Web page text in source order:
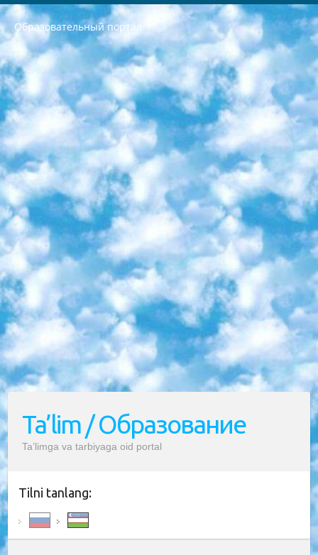
Образовательный портал
РЕСПУБЛИКА УЗБЕКИСТАН МИНИСТРЕРСТВО ДОШКОЛЬНОГО И ШКОЛЬНОГО ОБРАЗОВАНИЯ КОМАНДА в общеобразовательных учреждениях в 2023-2024 учебном году организация и проведение итоговой государственной аттестации обучающихся о Министра дошкольного и школьного образования Республики Узбекистан от 4 марта 2008 года (постановлением Минюста от 20 марта 2008 года № 1778 государственной регистрации) «Итоговое состояние учащихся общего среднего образования на основании положения об утверждении положения об аттестации общего среднего образования выпускной экзамен студентов в образовательных учреждениях в 2023-2024 учебном году В целях организации и прохождения аттестации приказываю: 1. Следующее: перечень предметов, по которым будет проводиться итоговая государственная аттестация и экзамен формы перевода согласно приложению 1; сертификаты международного образца, оценивающие уровень владения иностранными языками перечень согласно приложению 2; 2. Педагогический при специализированных образовательных учреждениях. научно-практический центр квалификации и международной оценки (Д.Давидова) 2024 г. До 25 марта: задания по предметам, по которым будет проводиться итоговая аттестация разработка и утверждение технических условий; итоговая аттестация на основании разработанного предметного задания разработка вопросов по предметам (устно и письменно), экзамен передача; общеобразовательные средние школы и специальные учебные заведения учащиеся выпускных классов школ и интернатов в агентской системе подготовка базы данных экзаменационных материалов и критериев оценки; перевод базы экзаменационных материалов на все языки обучения подать в Республиканский образовательный центр для изготовления; варианты экзаменов на основе разработанных контрольных материалов пусть будут поставлены задачи формирования. 3. Республиканский образовательный центр (Ш.Худайкулов) до 5 апреля 2024 года. до: база данных предоставленных экзаменационных материалов на все языки обучения перевод и экспертиза; для слепых, слабовидящих, глухих, слабослышащих и умственно отсталых детей учащиеся выпускных классов специализированных школ и школ-интернатов база данных экзаменационных материалов на всех преподаваемых языках подготовка критериев оценки; специализированные школы для умственно отсталых детей и технологии для учащихся выпускных классов школ-интернатов разработка соответствующих рекомендаций и критериев проведения ЕГЭ по естествознанию давать задания. 4. Педагогический при специализированных образовательных учреждениях. Научно-практический центр навыков и международной оценки (Д.Давидова), Республика образовательный центр (Худайкулов Ш.) итоговый государственный аттестационный экзамен ориентирован на творческое и логическое мышление при подготовке базы материалов учитывать введение заданий. 5. Следует отметить, что: сертификат государственного образца о знании общеобразовательного предмета и как минимум национальный уровень B1 по предметам на иностранных языках, указанным в Приложении 2. или международно признанный сертификат эквивалентного уровня студенты, изучающие определенный предмет, освобождаются от экзамена; по соответствующим предметам запланирована итоговая государственная аттестация за день до дня, путем жеребьевки Рабочей группой (в письменной форме по предметам, проводимым в форме) из числа сформированных вариантов выбрано 2 варианта; 2 выбранных варианта экзамена анонсированы на официальном сайте министерства и все выпускники по всей стране на основе этих вариантов проводит итоговую государственную аттестацию. 6. Государственное образование учащихся средних общеобразовательных учреждений. знания в соответствии с квалификационными требованиями, которые необходимо приобрести на основании стандартов итоговый (выпускной) контроль для 9 и 11 классов в целях тестирования Экзамены (далее – экзамены) состоят из предметов, перечисленных в приложении 1. будет сделано. 7. Экзамены пройдут с 26 мая по 15 июня 2024 г. (кроме науки физического воспитания). 8. Физическая для учащихся 9 классов общесредних образовательных учреждений. Экзамены по предмету «Образование, квалификация медицина» 1-6 мая 2024 года. сотрудники перевести под присмотр (с отклонениями в физическом или умственном развитии) специализированная школа для детей, школы-интернаты и со сколиозом школы-интернаты санаторного типа для больных детей исключены). 9. Он был слепым, слабовидящим и имел нарушения опорно-двигательного аппарата. экзамены в специализированных школах и интернатах для детей должны проводиться исходя из требований, предъявляемых к общеобразовательным учреждениям (физкультура кроме науки). 10. Специализированная школа для глухих и слабослышащих детей. и экзамены в интернатах и быть реализован в виде письменного теста по математике. 11. Специальность для умственно отсталых детей. Для 9 класса Родной язык и литературное письмо Государственный язык (язык обучения – узбекский). для неклассов) написано Математическое письмо Письменная/устная история Узбекистана Физическое воспитание практично Итоговый контроль Для 11 класса Написание родного языка и литературы (эссе) Математическое письмо Узбекский язык (обучение на узбекском языке) не посещающее общее среднее образование для учреждений)/Образовательное учреждение выбор письменный и устный Иностранный язык письменный/устный Письменная/устная история Узбекистана *По выбору студента:  Химия  Физика  Основы государственного права  География 10 бесплатных образовательных ресурсов - Мы составили подборку онлайн-проектов с интерактивными упражнениями, видеолекциями и статьями. Они помогут вам обрести новые и освежить старые знания бесплатно. 1. «ИНТУИТ» Старейшая образовательная площадка Рунета. Здесь вы найдёте сотни текстовых и видеокурсов на десятки различных тем — от программирования до психологии. Многие курсы подготовлены российскими университетами и крупными международными компаниями вроде Intel и Microsoft. Самостоятельное обучение бесплатное, но желающие могут оплатить услуги персональных наставников. 2. «Смартия» знакомит с актуальными профессиями и подсказывает, как им обучаться. Выбрав заинтересовавшую вас специальность — SMM-специалист, фотограф, веб-дизайнер или другую, — увидите список необходимых для неё умений. Чтобы вы могли освоить их самостоятельно, для каждого умения площадка отображает подборку ссылок на учебные материалы. Хотя «Смартия» ориентируется на русскоязычную аудиторию, часть контента всё же доступна только на английском. 3. «Лекторий Физтеха» Проект Московского физико-технического института (Физтеха). С его помощью вы можете смотреть онлайн серии лекций, записанные на видео в этом вузе. В числе доступных предметов — физика, биология, химия, информационные технологии и другие. К некоторым лекциям администрация ресурса прилагает готовые конспекты, которые можно скачивать в PDF-формате. 4. ITMOcourses Онлайн-площадка Санкт-Петербургского национального исследовательского университета информационных технологий, механики и оптики (ИТМО). Ресурс предоставляет свободный доступ к курсам, разработанным в этом вузе. Каталог материалов разбит на четыре категории: «Оптические системы и технологии», «Приборостроение и робототехника», «Информационные технологии» и «Биотехнологии». Курсы состоят из видеолекций, интерактивных демонстраций и заданий. 5. «КиберЛенинка» Электронная научная библиотека открытого доступа. Каталог площадки регулярно обрастает текстами статей из различных научных изданий. Сгруппированные по журналам и рубрикам публикации можно читать онлайн или скачивать целиком в PDF-формате. Проект нацелен на популяризацию науки за счёт открытого доступа к качественной информации. 6. «ПостНаука» На этом ресурсе публикуют подборки видеолекций, составленные экспертами из разных отраслей и объединённые общими темами. Среди них, к примеру, есть серии «Биоинформатика и геномика», «Культура средневековой Скандинавии» и Cinema Studies о теории кино. Каждая подборка лекций — логически связанная история, рассказанная экспертом от первого лица. Кроме того, на сайте появляются научно-образовательные статьи и тесты на разные темы. 7. «Newочём» Команда проекта «Newочём» отбирает самые интересные тексты из англоязычных СМИ и переводит те из них, за которые голосуют участники сообщества «ВКонтакте». По большей части это научно-популярные статьи. Редакторы придумывают лишь заголовки, в остальном содержание переводов соответствует оригиналам. Полные тексты можно читать прямо в социальной сети. 8. InternetUrok Онлайн-база материалов по основным дисциплинам школьной программы. Информация на сайте структурирована по классам, предметам и темам (урокам). Каждый урок состоит из видеолекций и конспектов. Есть также интерактивные тренажёры и тесты для закрепления пройденного материала. Даже если вы давно окончили школу, возможность повторить программу старших классов всегда может пригодиться. 9. Edutainme Ещё один ресурс об образовании. В отличие от Newtonew, как мне кажется, Edutainme больше ориентируется на представителей индустрии: педагогов, предпринимателей, разработчиков образовательных проектов. Но и любой, кто просто стремится к саморазвитию, найдёт на сайте много полезного и интересного для себя. Например, информацию о новых курсах и образовательных сервисах. 10. Newtonew Онлайн-медиа об образовании и обучении в широком смысле. Авторы Newtonew пишут об инструментах, заведениях, тактиках и стратегиях, которые помогают учить других и получать новые знания самостоятельно. На этой площадке вы найдёте новости, обзоры, аналитические мат
Ta’lim / Образование
Ta’limga va tarbiyaga oid portal
Tilni tanlang: